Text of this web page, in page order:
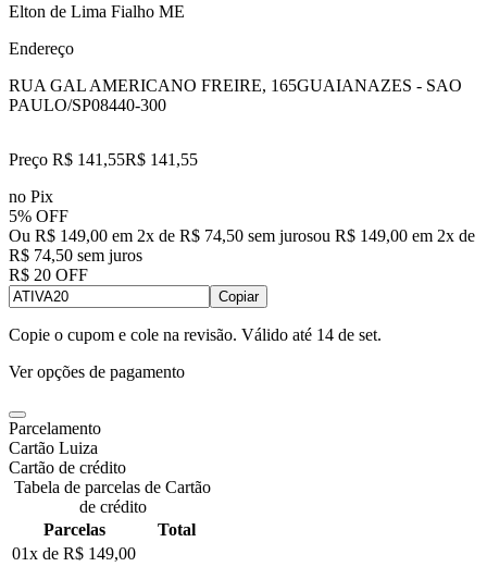
Elton de Lima Fialho ME
Endereço
RUA GAL AMERICANO FREIRE, 165GUAIANAZES - SAO
PAULO/SP08440-300
Preço R$ 141,55R$ 141 ,55
no Pix
5% OFF
Ou R$ 149,00 em 2x de R$ 74,50 sem jurosou R$ 149,00 em 2x de
R$ 74,50 sem juros
R$ 20 OFF
Copiar
Copie o cupom e cole na revisão. Válido até 14 de set.
Ver opções de pagamento
Parcelamento
Cartão Luiza
Cartão de crédito
Tabela de parcelas de Cartão
de crédito
Parcelas
Total
01x de R$ 149,00